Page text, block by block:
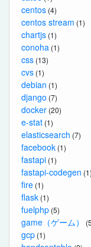
centos (4)
centos stream (1)
chartjs (1)
conoha (1)
css (13)
cvs (1)
debian (1)
django (7)
docker (20)
e-stat (1)
elasticsearch (7)
facebook (1)
fastapi (1)
fastapi-codegen (1)
fire (1)
flask (1)
fuelphp (5)
game（ゲーム）
gcp (1)